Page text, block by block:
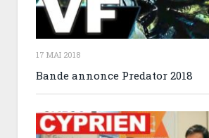
17 MAI 2018
Bande annonce Predator 2018